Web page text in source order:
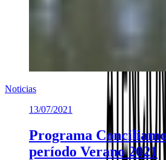
Noticias
13/07/2021
Programa
período Verano 2021